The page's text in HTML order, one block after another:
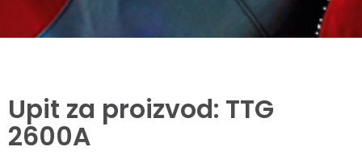
Upit za proizvod: TTG
2600A